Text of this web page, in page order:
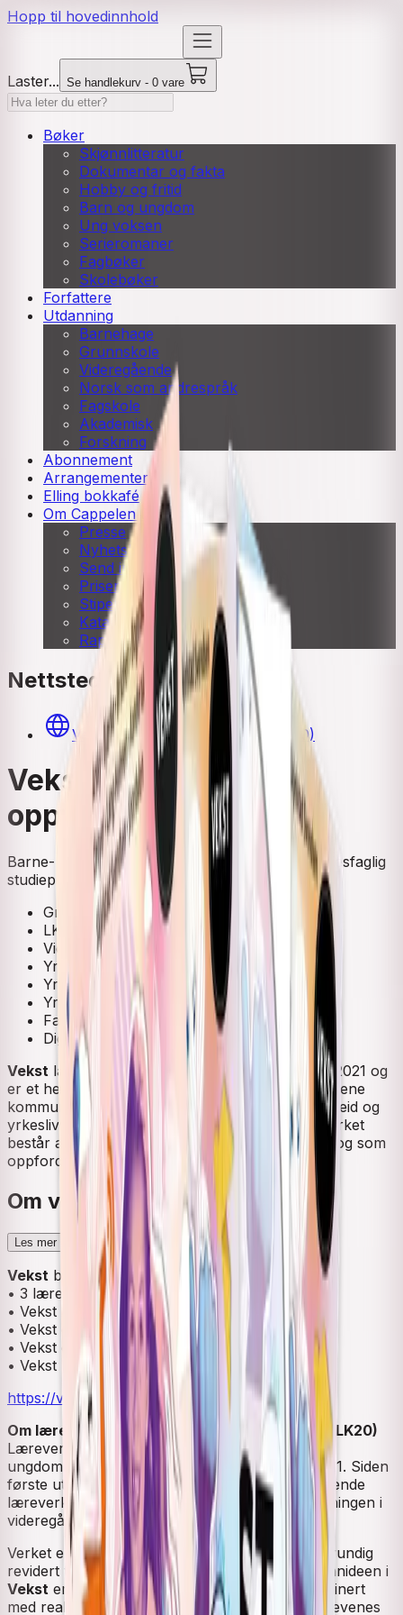
Hopp til hovedinnhold
Laster... Se handlekurv - 0 vare
Bøker
Skjønnlitteratur
Dokumentar og fakta
Hobby og fritid
Barn og ungdom
Ung voksen
Serieromaner
Fagbøker
Skolebøker
Forfattere
Utdanning
Barnehage
Grunnskole
Videregående
Norsk som andrespråk
Fagskole
Akademisk
Forskning
Abonnement
Arrangementer
Elling bokkafé
Om Cappelen Damm
Presse
Nyhetsbrev
Send inn manus
Priser og nominasjoner
Stipender og minnepriser
Kataloger
Rapport 2025
Nettsted
Vekst Elev- og lærernettsted (LK20)
Vekst Helse- og
oppvekstfag (LK20)
Barne- og ungdomsarbeiderfag Vg2 og Vg3, yrkesfaglig
studieprogram.
Grunnbok
LK20
Videregående skole
Yrkesfag
Yrkesfag Vg2
Yrkesfag Vg3 påbygging
Fagnettsted
Digital ressurs
Vekst lærebøker kom i en oppdaterte utgaver i 2021 og
er et heldekkende læreverk til de tre programfagene
kommunikasjon og samhandling, pedagogisk arbeid og
yrkesliv på barne- og ungdomsarbeiderfaget. Verket
består av tre bøker som er knyttet tett sammen og som
oppfordrer til tverrfaglighet.
Om verket
Les mer
Vekst består av følgende komponenter:
• 3 lærebøker (alt-i-ett-bøker)
• Vekst digitale unibøker
• Vekst elevnettsted, gratis
• Vekst elevnettsted Pluss, lisens
• Vekst lærernettsted, lisens
https://vekst.cappelendamm.no/
Om læreverket Vekst Helse- og oppvekstfag (LK20)
Læreverket
Vekst for Vg2 Barne- og
ungdomsarbeiderfag ble oppdatert til LK20 i 2021. Siden
første utgave i 2007 harVekst
vært et dominerende
læreverk for barne- og ungdomsarbeiderutdanningen i
videregående skole og i voksenopplæringen.
Verket er skrevet av mange nye forfattere og grundig
revidert til fagfornyelsen. Den pedagogiske grunnideen i
Vekst er å gi en solid teoretisk forankring kombinert
med realistiske eksempler fra praksisfeltet og elevenes